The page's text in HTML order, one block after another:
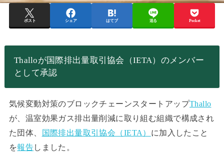
ポスト シェア はてブ 送る Pocket
Thalloが国際排出量取引協会（IETA）のメンバー
として承認
気候変動対策のブロックチェーンスタートアップThallo
が、温室効果ガス排出量削減に取り組む組織で構成され
た団体、 国際排出量取引協会（IETA） に加入したこと
を報告しました。